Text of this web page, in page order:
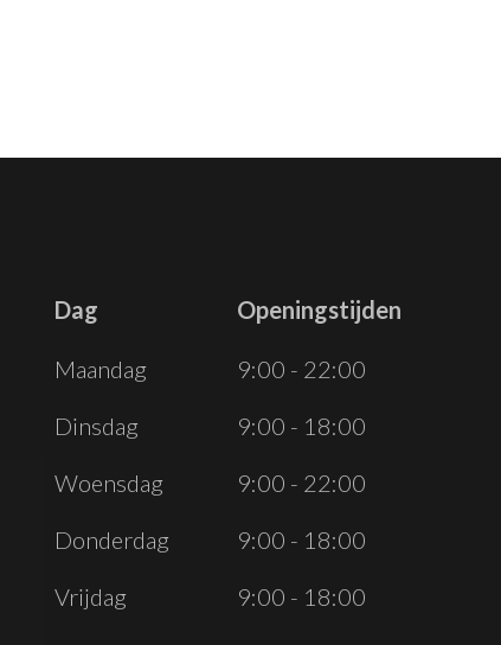
Dag
Openingstijden
Dag
Openingstijden
Maandag
9:00 - 22:00
Dinsdag
9:00 - 18:00
Woensdag
9:00 - 22:00
Donderdag
9:00 - 18:00
Vrijdag
9:00 - 18:00